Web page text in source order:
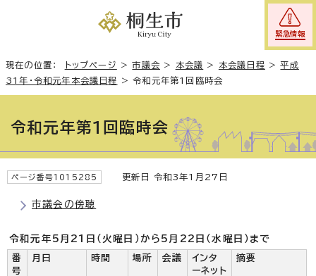
緊急情報
現在の位置： トップページ >市議会 > 本会議 > 本会議日程 >平成
31年・令和元年本会議日程
>令和元年第1回臨時会
令和元年第1回臨時会
ページ番号1015285 更新日 令和3年1月27日
市議会の傍聴
令和元年5月21日（火曜日）から5月22日（水曜日）まで
番
号
月日 時間 場所 会議
インタ
ーネット
摘要